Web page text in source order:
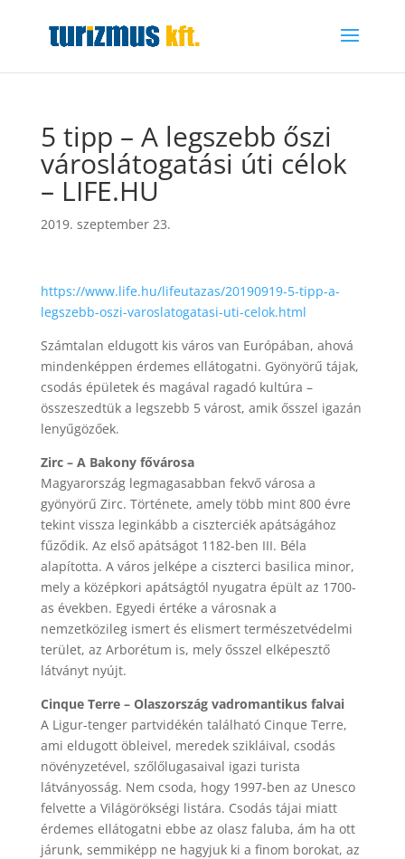
5 tipp – A legszebb őszi
városlátogatási úti célok
– LIFE.HU
2019. szeptember 23.
https://www.life.hu/lifeutazas/20190919-5-tipp-a-
legszebb-oszi-varoslatogatasi-uti-celok.html
Számtalan eldugott kis város van Európában, ahová
mindenképpen érdemes ellátogatni. Gyönyörű tájak,
csodás épületek és magával ragadó kultúra –
összeszedtük a legszebb 5 várost, amik ősszel igazán
lenyűgözőek.
Zirc – A Bakony fővárosa
Magyarország legmagasabban fekvő városa a
gyönyörű Zirc. Története, amely több mint 800 évre
tekint vissza leginkább a ciszterciék apátságához
fűződik. Az első apátságot 1182-ben III. Béla
alapította. A város jelképe a ciszterci basilica minor,
mely a középkori apátságtól nyugatra épült az 1700-
as években. Egyedi értéke a városnak a
nemzetközileg ismert és elismert természetvédelmi
terület, az Arborétum is, mely ősszel elképesztő
látványt nyújt.
Cinque Terre – Olaszország vadromantikus falvai
A Ligur-tenger partvidékén található Cinque Terre,
ami eldugott öbleivel, meredek szikláival, csodás
növényzetével, szőlőlugasaival igazi turista
látványosság. Nem csoda, hogy 1997-ben az Unesco
felvette a Világörökségi listára. Csodás tájai miatt
érdemes ellátogatni ebbe az olasz faluba, ám ha ott
járunk, semmiképp ne hagyjuk ki a finom borokat, az